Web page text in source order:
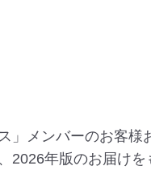
」メンバーのお客
年版のお届け